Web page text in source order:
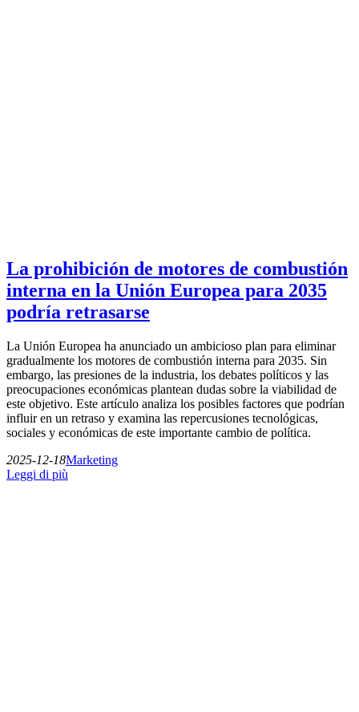
La prohibición de motores de combustión
interna en la Unión Europea para 2035
podría retrasarse
La Unión Europea ha anunciado un ambicioso plan para eliminar
gradualmente los motores de combustión interna para 2035. Sin
embargo, las presiones de la industria, los debates políticos y las
preocupaciones económicas plantean dudas sobre la viabilidad de
este objetivo. Este artículo analiza los posibles factores que podrían
influir en un retraso y examina las repercusiones tecnológicas,
sociales y económicas de este importante cambio de política.
2025-12-18Marketing
Leggi di più